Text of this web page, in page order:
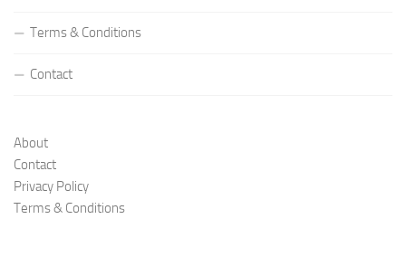
Terms & Conditions
Contact
About
Contact
Privacy Policy
Terms & Conditions